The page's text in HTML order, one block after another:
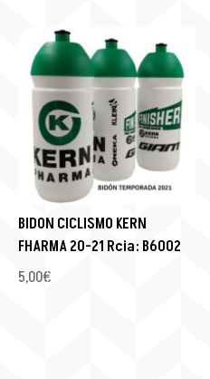
BIDON CICLISMO KERN
FHARMA 20-21 Rcia: B6002
5,00€